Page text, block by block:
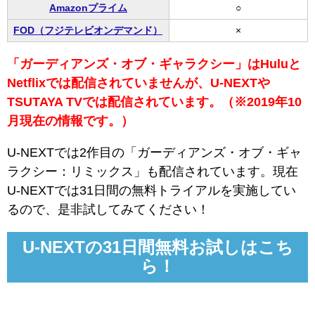
Amazonプライム ○
FOD（フジテレビオンデマンド） ×
「ガーディアンズ・オブ・ギャラクシー」はHuluと
Netflixでは配信されていませんが、U-NEXTや
TSUTAYA TVでは配信されています。（※2019年10
月現在の情報です。）
U-NEXTでは2作目の「ガーディアンズ・オブ・ギャ
ラクシー：リミックス」も配信されています。現在
U-NEXTでは31日間の無料トライアルを実施してい
るので、是非試してみてください！
U-NEXTの31日間無料お試しはこち
ら！